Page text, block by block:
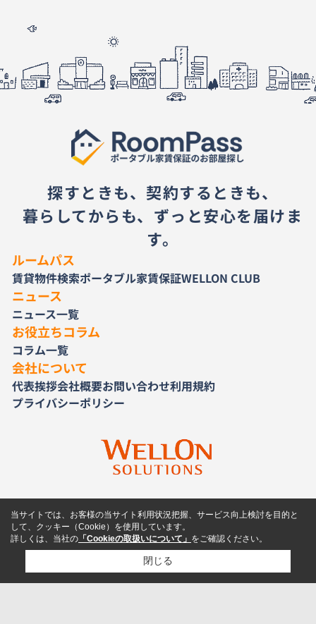
探すときも、契約するときも、
暮らしてからも、ずっと安心を届けま
す。
ルームパス
賃貸物件検索ポータブル家賃保証WELLON CLUB
ニュース
ニュース一覧
お役立ちコラム
コラム一覧
会社について
代表挨拶会社概要お問い合わせ利用規約
プライバシーポリシー
当サイトでは、お客様の当サイト利用状況把握、サービス向上検討を目的と
して、クッキー（Cookie）を使用しています。
詳しくは、当社の 「Cookieの取扱いについて」 をご確認ください。
閉じる